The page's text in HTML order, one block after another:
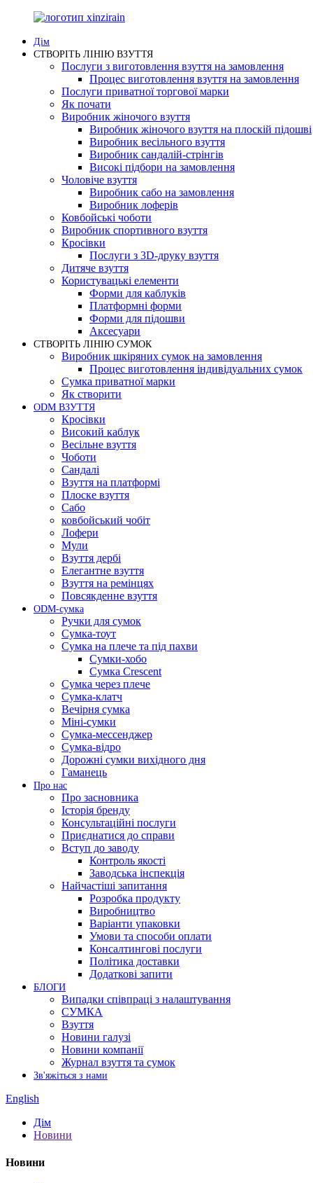
Дім
СТВОРІТЬ ЛІНІЮ ВЗУТТЯ
Послуги з виготовлення взуття на замовлення
Процес виготовлення взуття на замовлення
Послуги приватної торгової марки
Як почати
Виробник жіночого взуття
Виробник жіночого взуття на плоскій підошві
Виробник весільного взуття
Виробник сандалій-стрінгів
Високі підбори на замовлення
Чоловіче взуття
Виробник сабо на замовлення
Виробник лоферів
Ковбойські чоботи
Виробник спортивного взуття
Кросівки
Послуги з 3D-друку взуття
Дитяче взуття
Користувацькі елементи
Форми для каблуків
Платформні форми
Форми для підошви
Аксесуари
СТВОРІТЬ ЛІНІЮ СУМОК
Виробник шкіряних сумок на замовлення
Процес виготовлення індивідуальних сумок
Сумка приватної марки
Як створити
ODM ВЗУТТЯ
Кросівки
Високий каблук
Весільне взуття
Чоботи
Сандалі
Взуття на платформі
Плоске взуття
Сабо
ковбойський чобіт
Лофери
Мули
Взуття дербі
Елегантне взуття
Взуття на ремінцях
Повсякденне взуття
ODM-сумка
Ручки для сумок
Сумка-тоут
Сумка на плече та під пахви
Сумки-хобо
Сумка Crescent
Сумка через плече
Сумка-клатч
Вечірня сумка
Міні-сумки
Сумка-мессенджер
Сумка-відро
Дорожні сумки вихідного дня
Гаманець
Про нас
Про засновника
Історія бренду
Консультаційні послуги
Приєднатися до справи
Вступ до заводу
Контроль якості
Заводська інспекція
Найчастіші запитання
Розробка продукту
Виробництво
Варіанти упаковки
Умови та способи оплати
Консалтингові послуги
Політика доставки
Додаткові запити
БЛОГИ
Випадки співпраці з налаштування
СУМКА
Взуття
Новини галузі
Новини компанії
Журнал взуття та сумок
Зв'яжіться з нами
English
Дім
Новини
Новини